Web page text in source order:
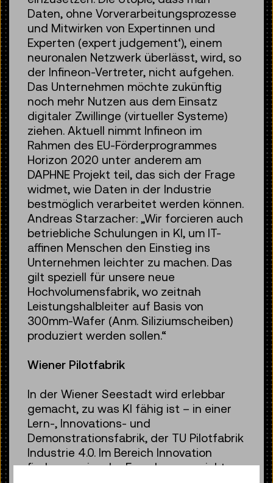
Daten, ohne Vorverarbeitungsprozesse
und Mitwirken von Expertinnen und
Experten (expert judgement‘), einem
neuronalen Netzwerk überlässt, wird, so
der Infineon-Vertreter, nicht aufgehen.
Das Unternehmen möchte zukünftig
noch mehr Nutzen aus dem Einsatz
digitaler Zwillinge (virtueller Systeme)
ziehen. Aktuell nimmt Infineon im
Rahmen des EU-Förderprogrammes
Horizon 2020 unter anderem am
DAPHNE Projekt teil, das sich der Frage
widmet, wie Daten in der Industrie
bestmöglich verarbeitet werden können.
Andreas Starzacher: „Wir forcieren auch
betriebliche Schulungen in KI, um IT-
affinen Menschen den Einstieg ins
Unternehmen leichter zu machen. Das
gilt speziell für unsere neue
Hochvolumensfabrik, wo zeitnah
Leistungshalbleiter auf Basis von
300mm-Wafer (Anm. Siliziumscheiben)
produziert werden sollen.“
Wiener Pilotfabrik
In der Wiener Seestadt wird erlebbar
gemacht, zu was KI fähig ist – in einer
Lern-, Innovations- und
Demonstrationsfabrik, der TU Pilotfabrik
Industrie 4.0. Im Bereich Innovation
finden praxisnahe Forschungsprojekte